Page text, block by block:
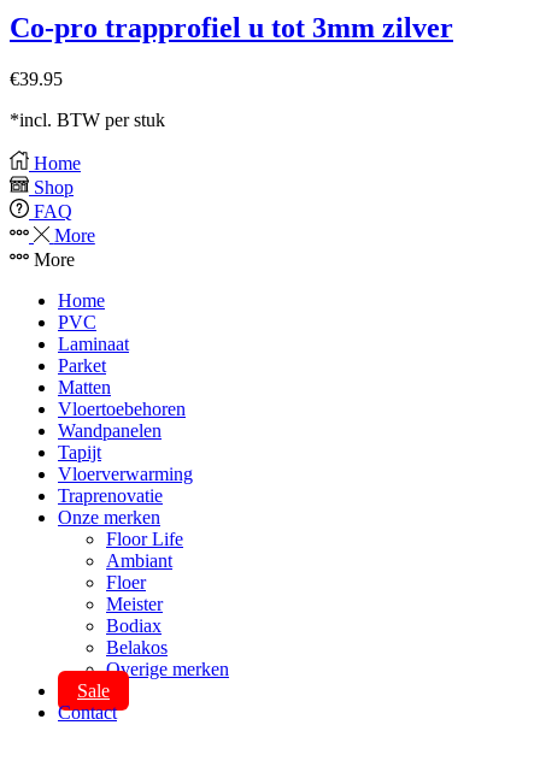
Co-pro trapprofiel u tot 3mm zilver
€39.95
*incl. BTW per stuk
Home
Shop
FAQ
More
More
Home
PVC
Laminaat
Parket
Matten
Vloertoebehoren
Wandpanelen
Tapijt
Vloerverwarming
Traprenovatie
Onze merken
Floor Life
Ambiant
Floer
Meister
Bodiax
Belakos
Overige merken
Sale
Contact